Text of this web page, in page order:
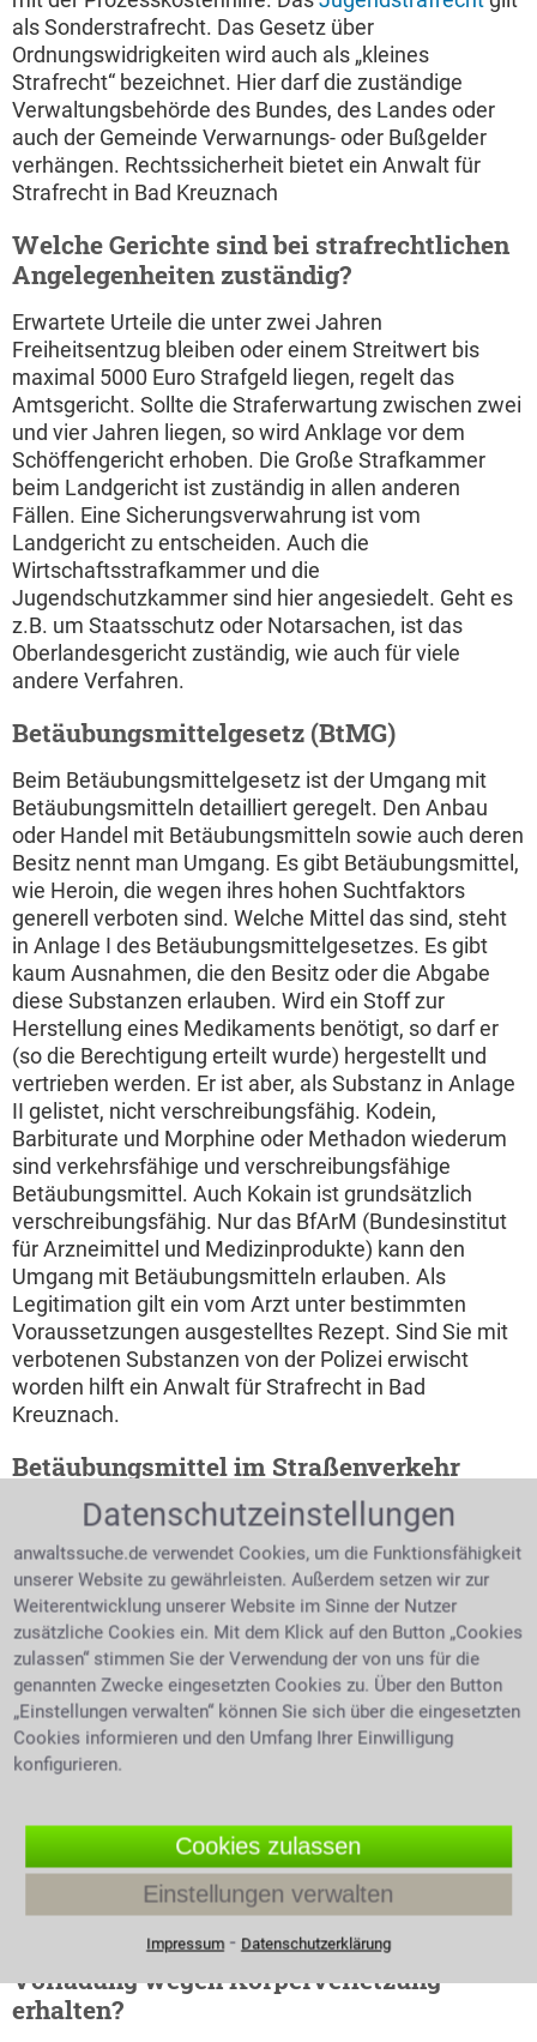
als Sonderstrafrecht. Das Gesetz über
Ordnungswidrigkeiten wird auch als „kleines
Strafrecht“ bezeichnet. Hier darf die zuständige
Verwaltungsbehörde des Bundes, des Landes oder
auch der Gemeinde Verwarnungs- oder Bußgelder
verhängen. Rechtssicherheit bietet ein Anwalt für
Strafrecht in Bad Kreuznach
Welche Gerichte sind bei strafrechtlichen
Angelegenheiten zuständig?
Erwartete Urteile die unter zwei Jahren
Freiheitsentzug bleiben oder einem Streitwert bis
maximal 5000 Euro Strafgeld liegen, regelt das
Amtsgericht. Sollte die Straferwartung zwischen zwei
und vier Jahren liegen, so wird Anklage vor dem
Schöffengericht erhoben. Die Große Strafkammer
beim Landgericht ist zuständig in allen anderen
Fällen. Eine Sicherungsverwahrung ist vom
Landgericht zu entscheiden. Auch die
Wirtschaftsstrafkammer und die
Jugendschutzkammer sind hier angesiedelt. Geht es
z.B. um Staatsschutz oder Notarsachen, ist das
Oberlandesgericht zuständig, wie auch für viele
andere Verfahren.
Betäubungsmittelgesetz (BtMG)
Beim Betäubungsmittelgesetz ist der Umgang mit
Betäubungsmitteln detailliert geregelt. Den Anbau
oder Handel mit Betäubungsmitteln sowie auch deren
Besitz nennt man Umgang. Es gibt Betäubungsmittel,
wie Heroin, die wegen ihres hohen Suchtfaktors
generell verboten sind. Welche Mittel das sind, steht
in Anlage I des Betäubungsmittelgesetzes. Es gibt
kaum Ausnahmen, die den Besitz oder die Abgabe
diese Substanzen erlauben. Wird ein Stoff zur
Herstellung eines Medikaments benötigt, so darf er
(so die Berechtigung erteilt wurde) hergestellt und
vertrieben werden. Er ist aber, als Substanz in Anlage
II gelistet, nicht verschreibungsfähig. Kodein,
Barbiturate und Morphine oder Methadon wiederum
sind verkehrsfähige und verschreibungsfähige
Betäubungsmittel. Auch Kokain ist grundsätzlich
verschreibungsfähig. Nur das BfArM (Bundesinstitut
für Arzneimittel und Medizinprodukte) kann den
Umgang mit Betäubungsmitteln erlauben. Als
Legitimation gilt ein vom Arzt unter bestimmten
Voraussetzungen ausgestelltes Rezept. Sind Sie mit
verbotenen Substanzen von der Polizei erwischt
worden hilft ein Anwalt für Strafrecht in Bad
Kreuznach.
Betäubungsmittel im Straßenverkehr
Frau hält eine Kapsel Extasy
wischen den Fingern
Nimmt man
Betäubungsmittel zu
sich, ist die aktive
Teilnahme am
Straßenverkehr
untersagt. Es droht ein
Bußgeldverfahren wegen des Verstoßes gegen die
Straßenverkehrsordnung. Des weiteren folgt ein
Strafverfahren wegen eines Verstoßes gegen das
BtMG. Auch ist der Entzug der Fahrerlaubnis zu
umgehen. Eine MPU, im Volksmund auch Idiotentest
genannt, ist mit hohen Kosten und Auflagen
verbunden, zu tragen hat sie der Verkehrssünder
Vorladung wegen Körperverletzung
erhalten?
Datenschutzeinstellungen
anwaltssuche.de verwendet Cookies, um die Funktionsfähigkeit
unserer Website zu gewährleisten. Außerdem setzen wir zur
Weiterentwicklung unserer Website im Sinne der Nutzer
zusätzliche Cookies ein. Mit dem Klick auf den Button „Cookies
zulassen“ stimmen Sie der Verwendung der von uns für die
genannten Zwecke eingesetzten Cookies zu. Über den Button
„Einstellungen verwalten“ können Sie sich über die eingesetzten
Cookies informieren und den Umfang Ihrer Einwilligung
konfigurieren.
Cookies zulassen
Einstellungen verwalten
Impressum⁃ Datenschutzerklärung